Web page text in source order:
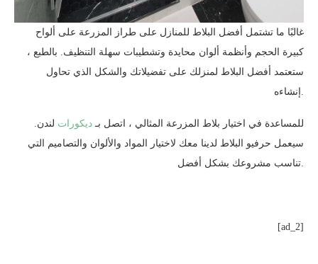
غالبًا ما تشتمل أفضل البلاط للمنازل على طراز المزرعة على ألواح
كبيرة الحجم وأنظمة ألوان محايدة وتشطيبات سهلة التنظيف. بالطبع ،
ستعتمد أفضل البلاط لمنزلك على تفضيلاتك والشكل الذي تحاول
إنشاءه.
للمساعدة في اختيار بلاط المزرعة المثالي ، اتصل بـ ديكورات لندن.
سيعمل حرفيو البلاط لدينا معك لاختيار المواد والألوان والتصاميم التي
تناسب مشروعك بشكل أفضل.
[ad_2]